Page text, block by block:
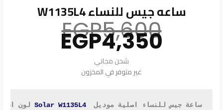
ساعه جيس للنساء W1135L4
EGP5,600 السعر
الأصلي
هو:EGP4,350
شحن مجاني
غير متوفر في المخزون
ساعة جيس للنساء اصلية موديل Solar W1135L4 لون